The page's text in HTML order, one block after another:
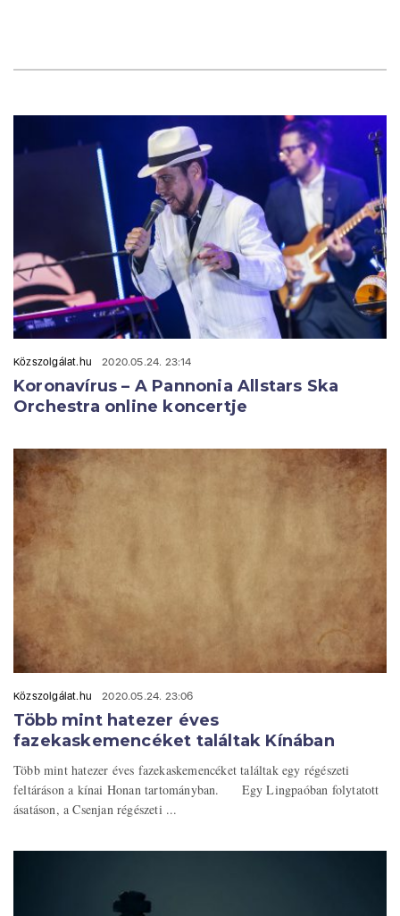
Közszolgálat.hu 2020.05.24. 23:14
Koronavírus – A Pannonia Allstars Ska
Orchestra online koncertje
Közszolgálat.hu 2020.05.24. 23:06
Több mint hatezer éves
fazekaskemencéket találtak Kínában
Több mint hatezer éves fazekaskemencéket találtak egy régészeti
feltáráson a kínai Honan tartományban. Egy Lingpaóban folytatott
ásatáson, a Csenjan régészeti ...